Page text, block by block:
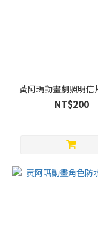
黃阿瑪動畫劇照明信
NT$200